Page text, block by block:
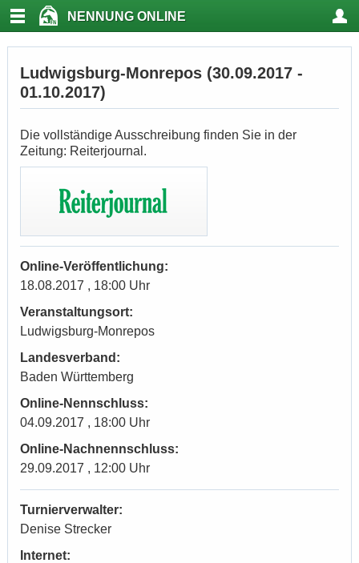
NENNUNG ONLINE
Ludwigsburg-Monrepos (30.09.2017 -
01.10.2017)
Die vollständige Ausschreibung finden Sie in der
Zeitung: Reiterjournal.
Online-Veröffentlichung:
18.08.2017 , 18:00 Uhr
Veranstaltungsort:
Ludwigsburg-Monrepos
Landesverband:
Baden Württemberg
Online-Nennschluss:
04.09.2017 , 18:00 Uhr
Online-Nachnennschluss:
29.09.2017 , 12:00 Uhr
Turnierverwalter:
Denise Strecker
Internet: